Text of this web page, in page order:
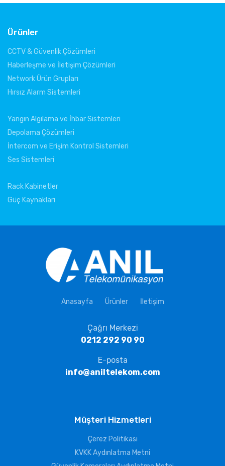
Ürünler
CCTV & Güvenlik Çözümleri
Haberleşme ve İletişim Çözümleri
Network Ürün Grupları
Hırsız Alarm Sistemleri
Yangın Algılama ve İhbar Sistemleri
Depolama Çözümleri
İntercom ve Erişim Kontrol Sistemleri
Ses Sistemleri
Rack Kabinetler
Güç Kaynakları
Anasayfa Ürünler İletişim
Çağrı Merkezi
0212 292 90 90
E-posta
info@aniltelekom.com
Müşteri Hizmetleri
Çerez Politikası
KVKK Aydınlatma Metni